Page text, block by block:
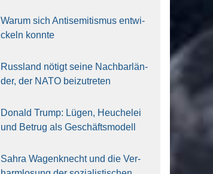
War­um sich Anti­se­mi­tis­mus ent­wi­
ckeln konn­te
Russ­land nötigt sei­ne Nach­bar­län­
der, der NATO bei­zu­tre­ten
Donald Trump: Lügen, Heu­che­lei
und Betrug als Geschäfts­mo­dell
Sahra Wagen­knecht und die Ver­